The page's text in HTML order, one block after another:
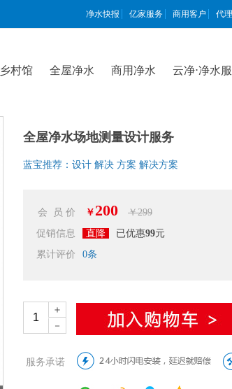
净水快报 亿家服务 商用客户 代
乡村馆 全屋净水 商用净水 云净⋅净水
全屋净水场地测量设计服务
蓝宝推荐：设计 解决 方案 解决方案
会 员 价 ￥ 200
￥299
促销信息
直降 已优惠99元
累计评价
0条
＋
－
服务承诺